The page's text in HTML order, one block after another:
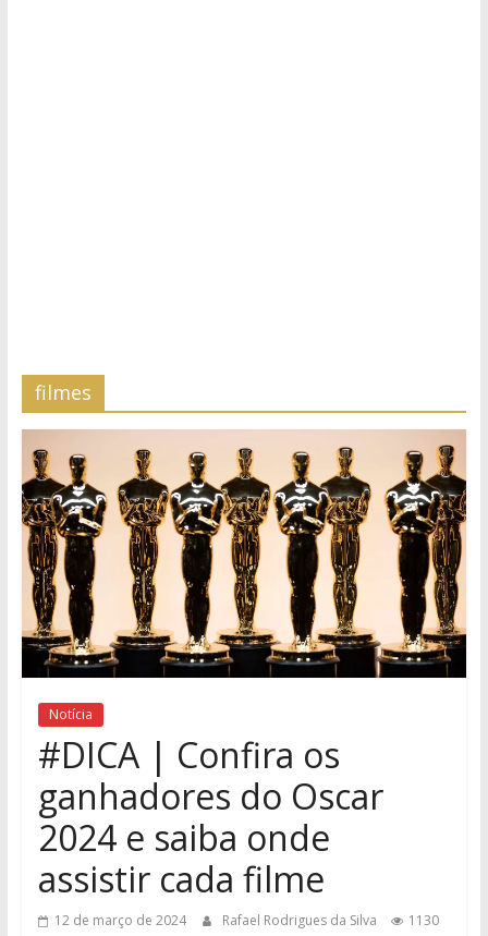
filmes
Notícia
#DICA | Confira os
ganhadores do Oscar
2024 e saiba onde
assistir cada filme
12 de março de 2024 Rafael Rodrigues da Silva
1130